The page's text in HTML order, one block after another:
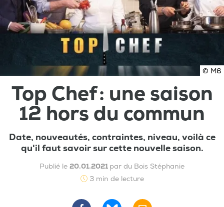
© M6
Top Chef : une saison
12 hors du commun
Date, nouveautés, contraintes, niveau, voilà ce
qu'il faut savoir sur cette nouvelle saison.
Publié le 20.01.2021 par du Bois Stéphanie
3 min de lecture